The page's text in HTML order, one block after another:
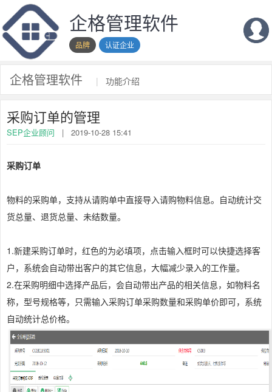
企格管理软件
品牌 认证企业
企格管理软件 | 功能介绍
采购订单的管理
SEP企业顾问 | 2019-10-28 15:41
采购订单
物料的采购单，支持从请购单中直接导入请购物料信息。自动统计交
货总量、退货总量、未结数量。
1.新建采购订单时，红色的为必填项，点击输入框时可以快捷选择客
户，系统会自动带出客户的其它信息，大幅减少录入的工作量。
2.在采购明细中选择产品后，会自动带出产品的相关信息，如物料名
称，型号规格等，只需输入采购订单采购数量和采购单价即可，系统
自动统计总价格。